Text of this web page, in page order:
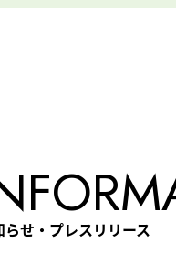
らせ・プレスリリース